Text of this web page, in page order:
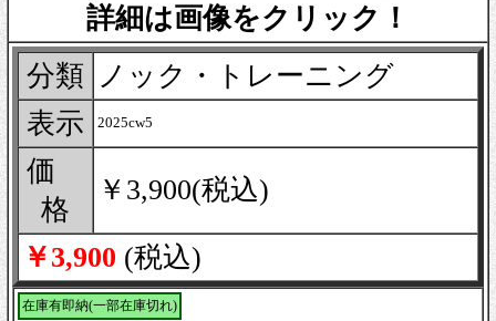
詳細は画像をクリック！
分類
ノック・トレーニング
表示
2025cw5
価
格
￥3,900(税込)
￥3,900 (税込)
在庫有即納(一部在庫切れ)